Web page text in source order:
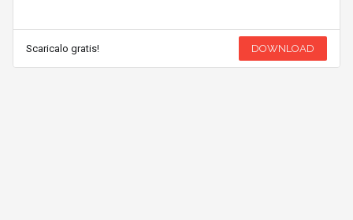
Scaricalo gratis! DOWNLOAD